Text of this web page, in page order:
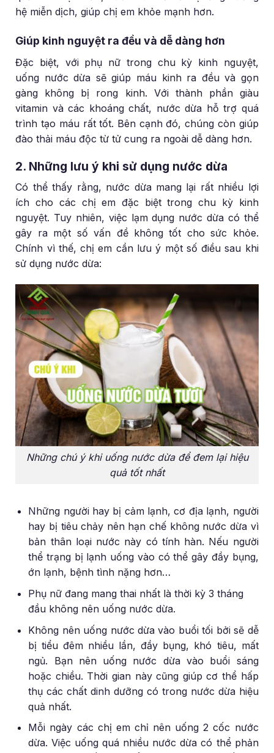
hệ miễn dịch, giúp chị em khỏe mạnh hơn.
Giúp kinh nguyệt ra đều và dễ dàng hơn
Đặc biệt, với phụ nữ trong chu kỳ kinh nguyệt,
uống nước dừa sẽ giúp máu kinh ra đều và gọn
gàng không bị rong kinh. Với thành phần giàu
vitamin và các khoáng chất, nước dừa hỗ trợ quá
trình tạo máu rất tốt. Bên cạnh đó, chúng còn giúp
đào thải máu độc từ tử cung ra ngoài dễ dàng hơn.
2. Những lưu ý khi sử dụng nước dừa
Có thể thấy rằng, nước dừa mang lại rất nhiều lợi
ích cho các chị em đặc biệt trong chu kỳ kinh
nguyệt. Tuy nhiên, việc lạm dụng nước dừa có thể
gây ra một số vấn đề không tốt cho sức khỏe.
Chính vì thế, chị em cần lưu ý một số điều sau khi
sử dụng nước dừa:
Những chú ý khi uống nước dừa để đem lại hiệu
quả tốt nhất
Những người hay bị cảm lạnh, cơ địa lạnh, người
hay bị tiêu chảy nên hạn chế không nước dừa vì
bản thân loại nước này có tính hàn. Nếu người
thể trạng bị lạnh uống vào có thể gây đầy bụng,
ớn lạnh, bệnh tình nặng hơn…
Phụ nữ đang mang thai nhất là thời kỳ 3 tháng
đầu không nên uống nước dừa.
Không nên uống nước dừa vào buổi tối bởi sẽ dễ
bị tiểu đêm nhiều lần, đầy bụng, khó tiêu, mất
ngủ. Bạn nên uống nước dừa vào buổi sáng
hoặc chiều. Thời gian này cũng giúp cơ thể hấp
thụ các chất dinh dưỡng có trong nước dừa hiệu
quả nhất.
Mỗi ngày các chị em chỉ nên uống 2 cốc nước
dừa. Việc uống quá nhiều nước dừa có thể phản